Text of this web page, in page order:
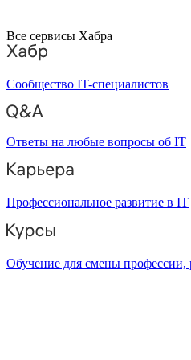
Все сервисы Хабра
Сообщество IT-специалистов
Ответы на любые вопросы об IT
Профессиональное развитие в IT
Обучение для смены профессии,